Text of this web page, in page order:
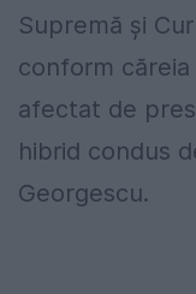
Supremă și
conform
afectat de
hibrid condus
Georgescu.